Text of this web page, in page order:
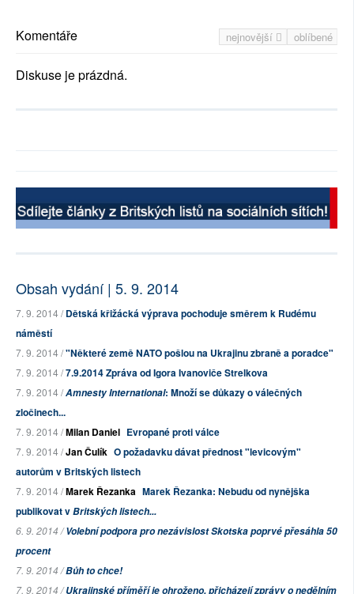
nejnovější oblíbené
Komentáře
Diskuse je prázdná.
Obsah vydání | 5. 9. 2014
7. 9. 2014 /Dětská křižácká výprava pochoduje směrem k Rudému
náměstí
7. 9. 2014 /"Některé země NATO pošlou na Ukrajinu zbraně a poradce"
7. 9. 2014 /7.9.2014 Zpráva od Igora Ivanoviče Strelkova
7. 9. 2014 /Amnesty International: Množí se důkazy o válečných
zločinech...
7. 9. 2014 /Milan Daniel Evropané proti válce
7. 9. 2014 /Jan Čulík O požadavku dávat přednost "levicovým"
autorům v Britských listech
7. 9. 2014 /Marek Řezanka Marek Řezanka: Nebudu od nynějška
publikovat vBritských listech...
6. 9. 2014 /Volební podpora pro nezávislost Skotska poprvé přesáhla 50
procent
7. 9. 2014 /Bůh to chce!
7. 9. 2014 /Ukrajinské příměří je ohroženo, přicházejí zprávy o nedělním